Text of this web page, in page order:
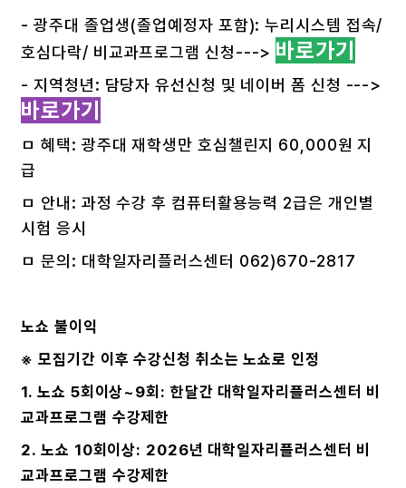
- 광주대 졸업생(졸업예정자 포함): 누리시스템 접속/
호심다락/ 비교과프로그램 신청---> 바로가기
- 지역청년: 담당자 유선신청 및 네이버 폼 신청 --->
바로가기
ㅁ 혜택: 광주대 재학생만 호심챌린지 60,000원 지
급
ㅁ 안내: 과정 수강 후 컴퓨터활용능력 2급은 개인별
시험 응시
ㅁ 문의: 대학일자리플러스센터 062)670-2817
노쇼 불이익
※ 모집기간 이후 수강신청 취소는 노쇼로 인정
1. 노쇼 5회이상~9회: 한달간 대학일자리플러스센터 비
교과프로그램 수강제한
2. 노쇼 10회이상: 2026년 대학일자리플러스센터 비
교과프로그램 수강제한